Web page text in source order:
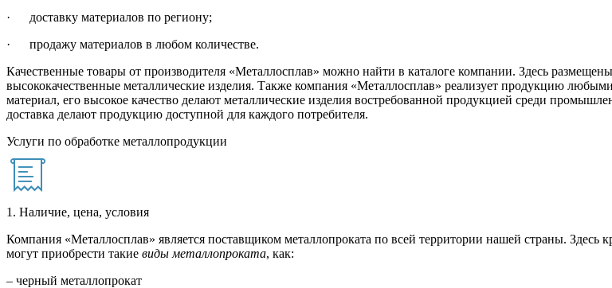
· доставку материалов по региону;
· продажу материалов в любом количестве.
Качественные товары от производителя «Металлосплав» можно найти в каталоге компании. Здесь
высококачественные металлические изделия. Также компания «Металлосплав» реализует продукцию
материал, его высокое качество делают металлические изделия востребованной продукцией среди
доставка делают продукцию доступной для каждого потребителя.
Услуги по обработке металлопродукции
1. Наличие, цена, условия
Компания «Металлосплав» является поставщиком металлопроката по всей территории нашей страны.
могут приобрести такие виды металлопроката, как:
– черный металлопрокат